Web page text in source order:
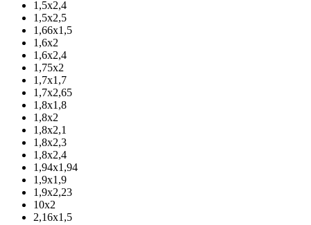
1,5х2,4
1,5х2,5
1,66х1,5
1,6х2
1,6х2,4
1,75х2
1,7х1,7
1,7х2,65
1,8х1,8
1,8х2
1,8х2,1
1,8х2,3
1,8х2,4
1,94х1,94
1,9х1,9
1,9х2,23
10х2
2,16х1,5